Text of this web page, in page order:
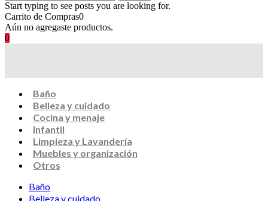
Start typing to see posts you are looking for.
Carrito de Compras0
Aún no agregaste productos.
0
Baño
Belleza y cuidado
Cocina y menaje
Infantil
Limpieza y Lavandería
Muebles y organización
Otros
Baño
Belleza y cuidado